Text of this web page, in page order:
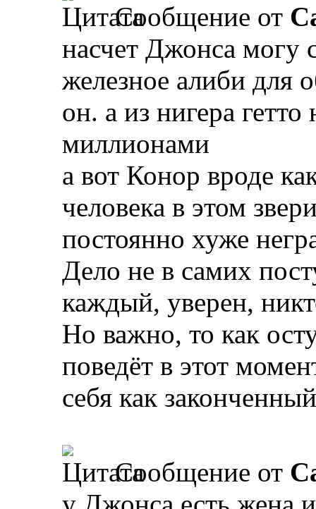
Сообщение от
насчет Джонса могу
железное алиби для
он. а из нигера
миллионами
а вот Конор вроде
человека в этом
постоянно хуже
Дело не в самих
каждый, уверен,
Но важно, то как
поведёт в этот
себя как
Сообщение от